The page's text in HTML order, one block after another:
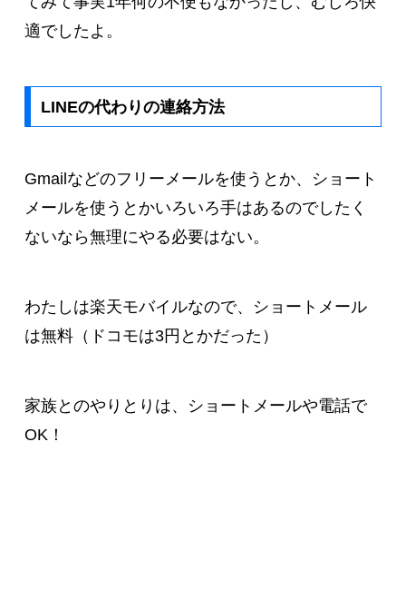
適でしたよ。
LINEの代わりの連絡方法
Gmailなどのフリーメールを使うとか、ショート
メールを使うとかいろいろ手はあるのでしたく
ないなら無理にやる必要はない。
わたしは楽天モバイルなので、ショートメール
は無料（ドコモは3円とかだった）
家族とのやりとりは、ショートメールや電話で
OK！